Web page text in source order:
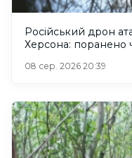
Російський дрон
Херсона: поранено
08 сер. 2026 20:39